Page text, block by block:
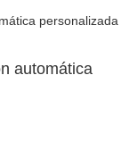
automática